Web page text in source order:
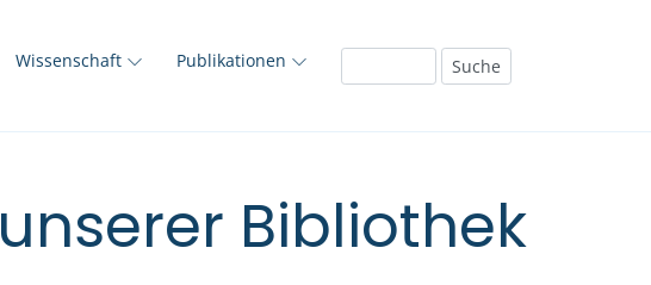
Wissenschaft Publikationen
Bibliothek